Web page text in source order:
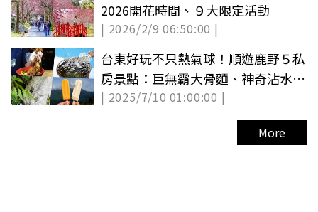
2026開花時間、９大限定活動
| 2026/2/9 06:50:00 |
台東好玩不只熱氣球！順遊鹿野５私
房景點：巨無霸大骨麵、神奇沾水籤
詩
| 2025/7/10 01:00:00 |
More